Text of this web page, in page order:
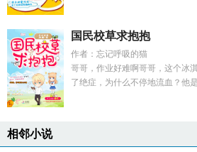
国民校草求抱抱
作者：忘记呼吸的猫
哥哥，作业好难啊哥哥，这个冰
了绝症，为什么不停地流血？他
相邻小说